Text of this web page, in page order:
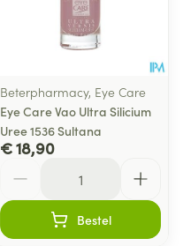
Beterpharmacy, Eye Care
Eye Care Vao Ultra Silicium
Uree 1536 Sultana
€ 18,90
Bestel